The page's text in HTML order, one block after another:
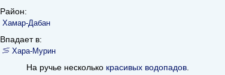
Район:
Хамар-Дабан
Впадает в:
Хара-Мурин
На ручье несколько красивых водопадов